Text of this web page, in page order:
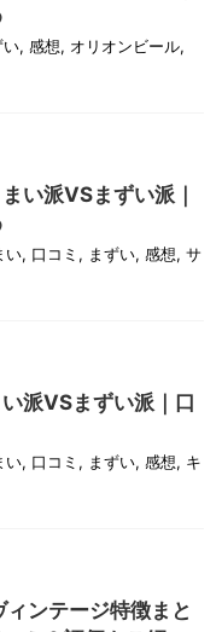
い, 感想, オリオンビール,
い派VSまずい派｜
い, 口コミ , まずい, 感想, サ
派VSまずい派｜口
い, 口コミ , まずい, 感想, キ
ンテージ特徴まと